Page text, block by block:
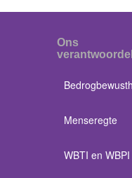
Ons
Menseregte
WBTI en WBPI